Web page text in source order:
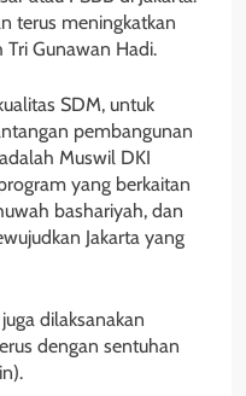
terus meningkatkan
Tri Gunawan Hadi.
SDM, untuk
pembangunan
Muswil DKI
yang berkaitan
bashariyah, dan
Jakarta yang
dilaksanakan
dengan sentuhan